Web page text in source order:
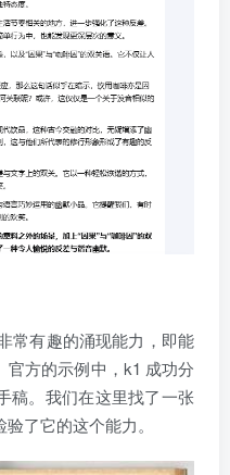
常有趣的涌现能力，即能
官方的示例中，k1 成功分
稿。我们在这里找了一张
了它的这个能力。